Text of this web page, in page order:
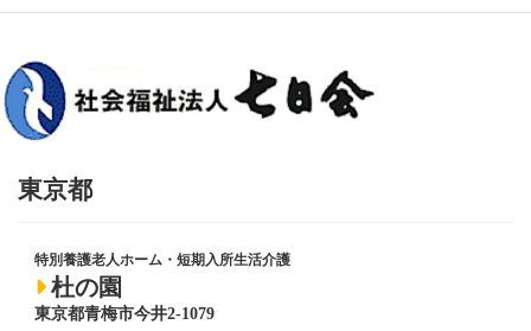
東京都
特別養護老人ホーム・短期入所生活介護
杜の園
東京都青梅市今井2-1079